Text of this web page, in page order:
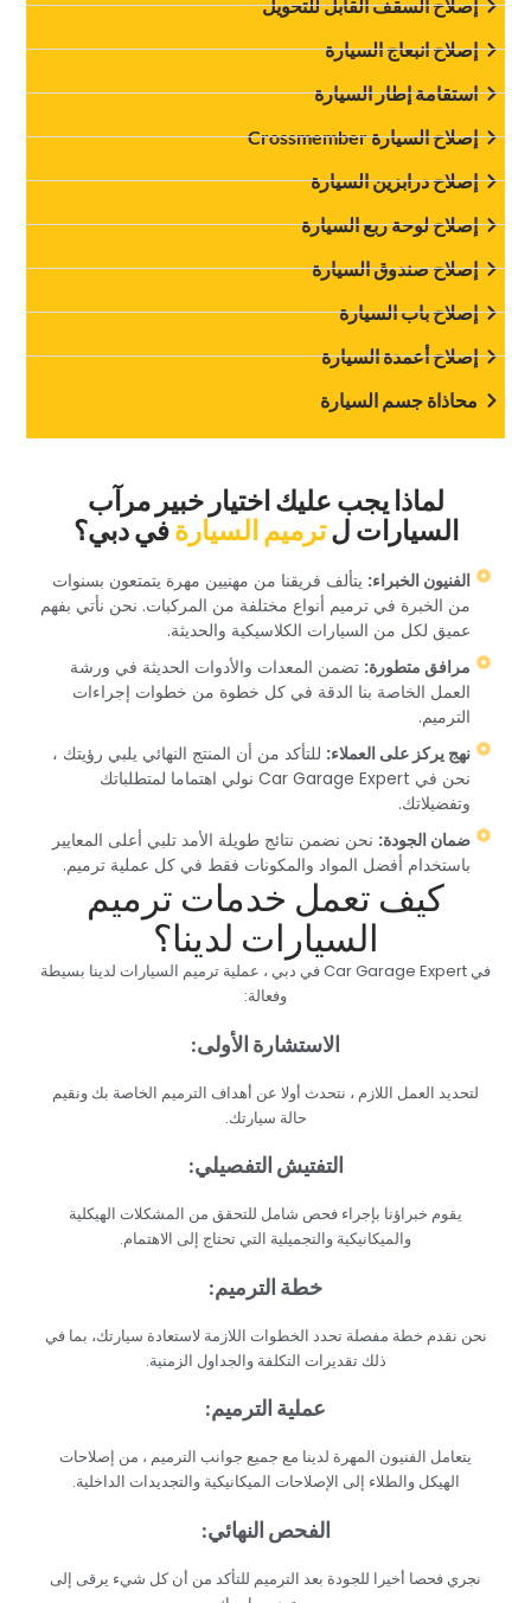
‏إصلاح السقف القابل للتحويل‏
‏إصلاح انبعاج السيارة‏
‏استقامة إطار السيارة‏
‏إصلاح السيارة Crossmember‏
‏إصلاح درابزين السيارة‏
‏إصلاح لوحة ربع السيارة‏
‏إصلاح صندوق السيارة‏
‏إصلاح باب السيارة‏
‏إصلاح أعمدة السيارة‏
‏محاذاة جسم السيارة‏
‏لماذا يجب عليك اختيار خبير مرآب
السيارات ل‏‏ترميم السيارة‏‏في دبي؟‏
‏الفنيون الخبراء:‏ ‏ يتألف فريقنا من مهنيين مهرة يتمتعون بسنوات
من الخبرة في ترميم أنواع مختلفة من المركبات. نحن نأتي بفهم
عميق لكل من السيارات الكلاسيكية والحديثة.‏
‏مرافق متطورة:‏ ‏ تضمن المعدات والأدوات الحديثة في ورشة
العمل الخاصة بنا الدقة في كل خطوة من خطوات إجراءات
الترميم.‏
‏نهج يركز على العملاء:‏ ‏ للتأكد من أن المنتج النهائي يلبي رؤيتك ،
نحن في Car Garage Expert نولي اهتماما لمتطلباتك
وتفضيلاتك.‏
‏ضمان الجودة:‏ ‏ نحن نضمن نتائج طويلة الأمد تلبي أعلى المعايير
باستخدام أفضل المواد والمكونات فقط في كل عملية ترميم.‏
‏كيف تعمل خدمات ترميم
السيارات لدينا؟‏
‏في Car Garage Expert في دبي ، عملية ترميم السيارات لدينا بسيطة
وفعالة:‏
‏الاستشارة الأولى:‏
‏لتحديد العمل اللازم ، نتحدث أولا عن أهداف الترميم الخاصة بك ونقيم
حالة سيارتك.‏
‏التفتيش التفصيلي:‏
‏يقوم خبراؤنا بإجراء فحص شامل للتحقق من المشكلات الهيكلية
والميكانيكية والتجميلية التي تحتاج إلى الاهتمام.‏
‏خطة الترميم:‏
‏نحن نقدم خطة مفصلة تحدد الخطوات اللازمة لاستعادة سيارتك، بما في
ذلك تقديرات التكلفة والجداول الزمنية.‏
‏عملية الترميم:‏
‏يتعامل الفنيون المهرة لدينا مع جميع جوانب الترميم ، من إصلاحات
الهيكل والطلاء إلى الإصلاحات الميكانيكية والتجديدات الداخلية.‏
‏الفحص النهائي:‏
‏نجري فحصا أخيرا للجودة بعد الترميم للتأكد من أن كل شيء يرقى إلى